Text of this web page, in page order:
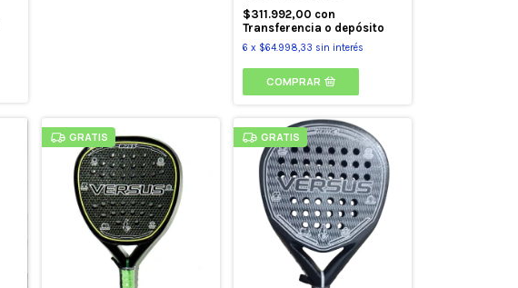
$311.992,00 con
Transferencia o depósito
6 x $64.998,33 sin interés
COMPRAR
GRATIS GRATIS